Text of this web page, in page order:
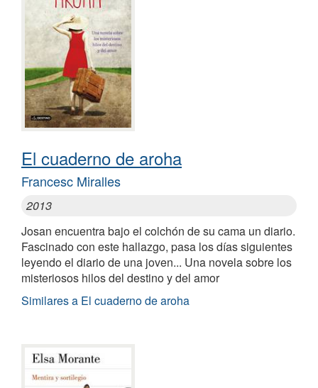
El cuaderno de aroha
Francesc Miralles
2013
Josan encuentra bajo el colchón de su cama un diario.
Fascinado con este hallazgo, pasa los días siguientes
leyendo el diario de una joven... Una novela sobre los
misteriosos hilos del destino y del amor
Similares a El cuaderno de aroha